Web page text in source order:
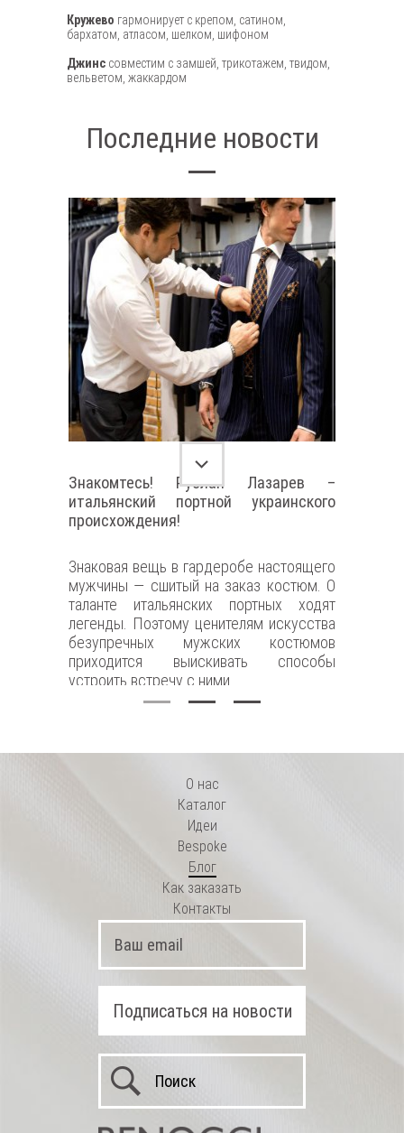
Кружево гармонирует с крепом, сатином,
бархатом, атласом, шелком, шифоном
Джинс совместим с замшей, трикотажем, твидом,
вельветом, жаккардом
Последние новости
Знакомтесь! Руслан Лазарев –
итальянский портной украинского
происхождения!
Знаковая вещь в гардеробе настоящего
мужчины — сшитый на заказ костюм. О
таланте итальянских портных ходят
легенды. Поэтому ценителям искусства
безупречных мужских костюмов
приходится выискивать способы
устроить встречу с ними...
О нас
Каталог
Идеи
Bespoke
Блог
Как заказать
Контакты